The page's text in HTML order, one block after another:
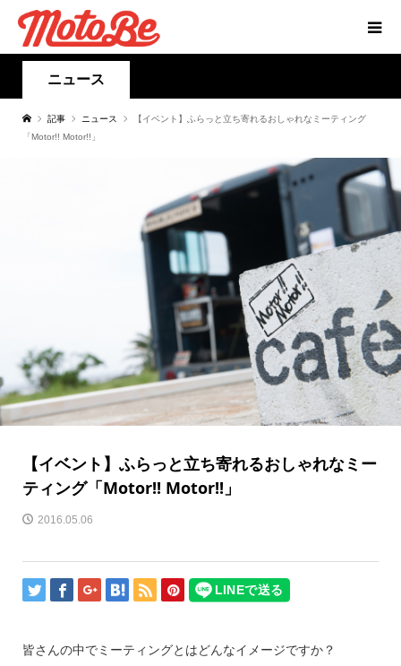
ニュース
記事 ニュース
【イベント】ふらっと立ち寄れるおしゃれなミーティング
「Motor!! Motor!!」
【イベント】ふらっと立ち寄れるおしゃれなミー
ティング「Motor!! Motor!!」
2016.05.06
皆さんの中でミーティングとはどんなイメージですか？